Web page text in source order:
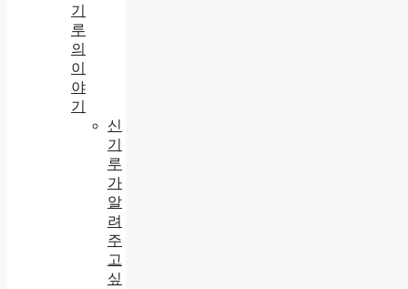
기
루
의
이
야
기
신
기
루
가
알
려
주
고
싶